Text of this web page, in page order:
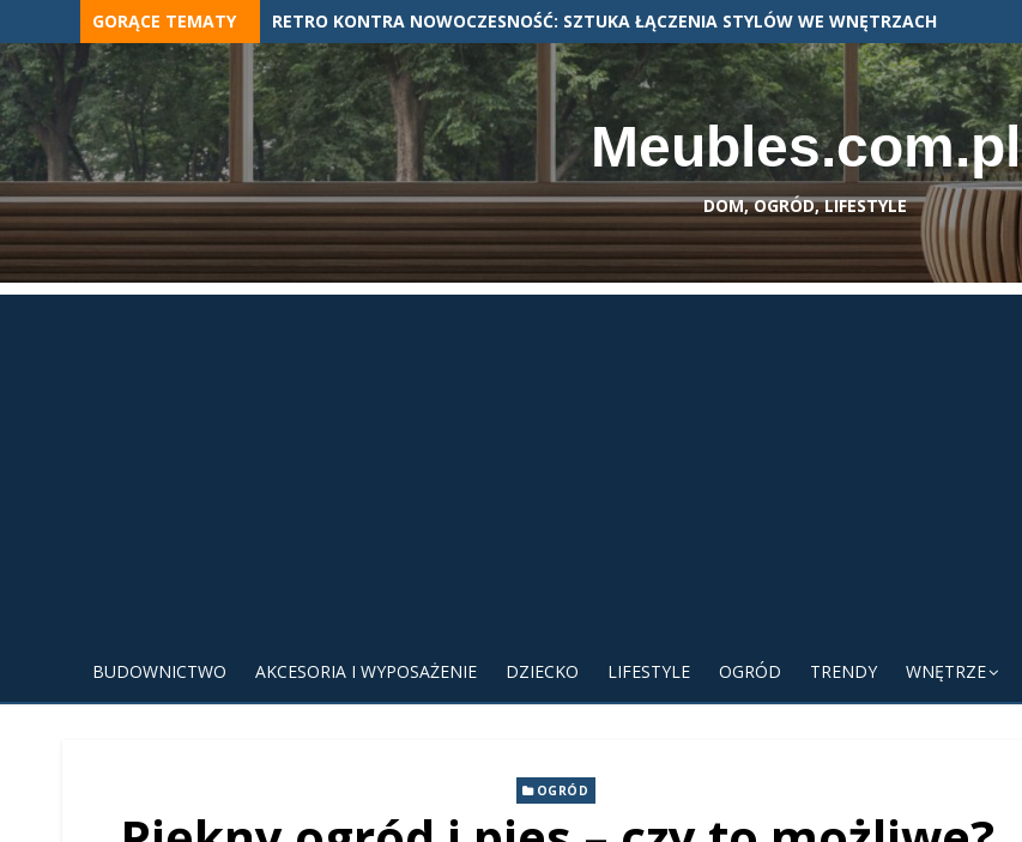
to
content
GORĄCE TEMATY RETRO KONTRA NOWOCZESNOŚĆ: SZTUKA ŁĄCZENIA STYLÓW WE WNĘTRZACH
Meubles.com.pl
DOM, OGRÓD, LIFESTYLE
BUDOWNICTWO AKCESORIA I WYPOSAŻENIE DZIECKO LIFESTYLE OGRÓD TRENDY WNĘTRZE
OGRÓD